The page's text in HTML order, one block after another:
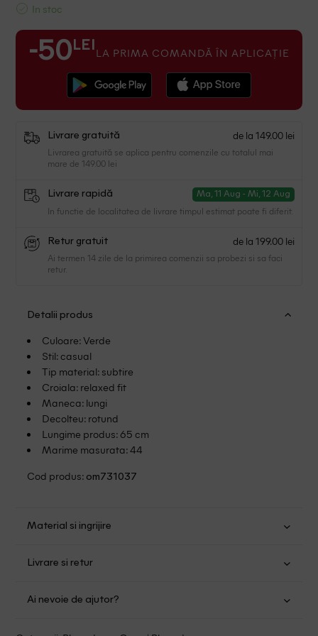
In stoc
-50 LEI LA PRIMA COMANDĂ ÎN APLICAȚIE
Livrare gratuită de la 149.00 lei
Livrarea gratuită se aplica pentru comenzile cu totalul mai
mare de 149.00 lei
Livrare rapidă Ma, 11 Aug - Mi, 12 Aug
In functie de localitatea de livrare timpul estimat poate fi diferit.
Retur gratuit de la 199.00 lei
Ai termen 14 zile de la primirea comenzii sa probezi si sa faci
retur.
Detalii produs
Culoare: Verde
Stil: casual
Tip material: subtire
Croiala: relaxed fit
Maneca: lungi
Decolteu: rotund
Lungime produs: 65 cm
Marime masurata: 44
Cod produs: om731037
Material si ingrijire
Nu folositi inalbitor
Nu uscati in uscator
Livrare si retur
mare de 149.00 lei.
Ai nevoie de ajutor?